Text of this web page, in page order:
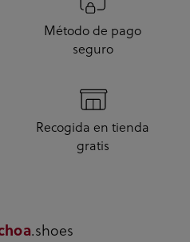
Método de pago
seguro
Recogida en tienda
gratis
.shoes